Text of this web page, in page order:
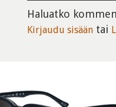
Haluatko
Kirjaudu sisään tai